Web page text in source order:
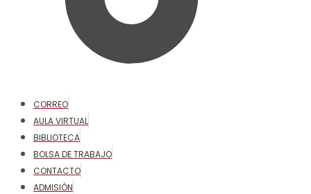
CORREO
AULA VIRTUAL
BIBLIOTECA
BOLSA DE TRABAJO
CONTACTO
ADMISIÓN